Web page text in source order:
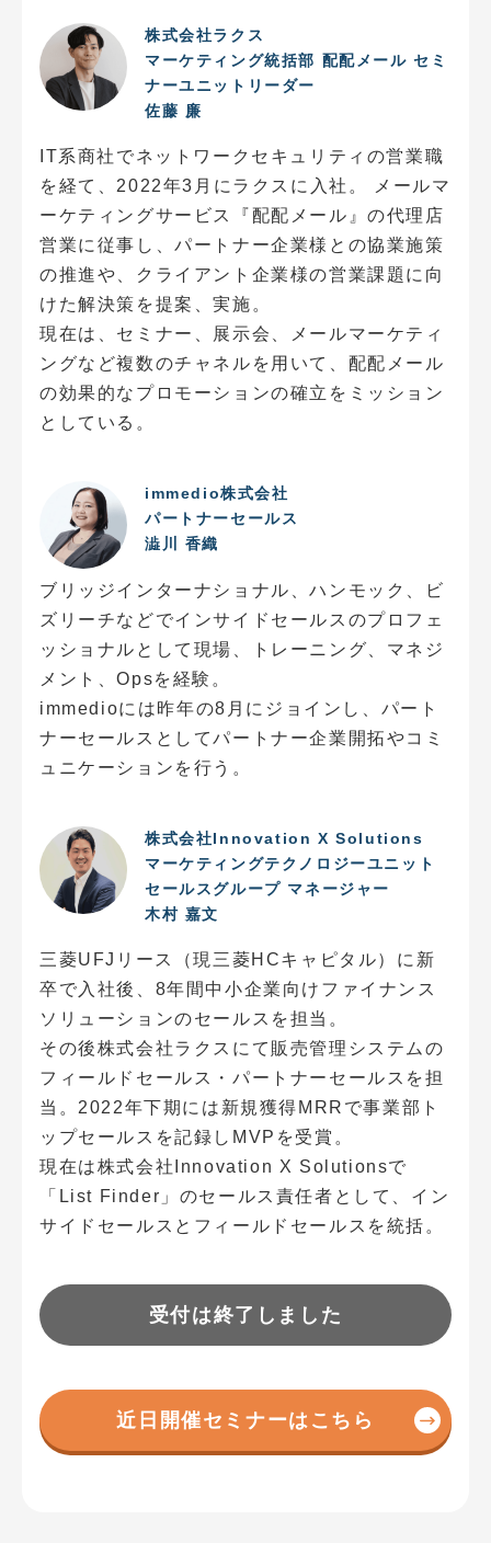
株式会社ラクス
マーケティング統括部 配配メール セミ
ナーユニットリーダー
佐藤 廉
IT系商社でネットワークセキュリティの営業職
を経て、2022年3月にラクスに入社。 メールマ
ーケティングサービス『配配メール』の代理店
営業に従事し、パートナー企業様との協業施策
の推進や、クライアント企業様の営業課題に向
けた解決策を提案、実施。
現在は、セミナー、展示会、メールマーケティ
ングなど複数のチャネルを用いて、配配メール
の効果的なプロモーションの確立をミッション
としている。
immedio株式会社
パートナーセールス
澁川 香織
ブリッジインターナショナル、ハンモック、ビ
ズリーチなどでインサイドセールスのプロフェ
ッショナルとして現場、トレーニング、マネジ
メント、Opsを経験。
immedioには昨年の8月にジョインし、パート
ナーセールスとしてパートナー企業開拓やコミ
ュニケーションを行う。
株式会社Innovation X Solutions
マーケティングテクノロジーユニット
セールスグループ マネージャー
木村 嘉文
三菱UFJリース（現三菱HCキャピタル）に新
卒で入社後、8年間中小企業向けファイナンス
ソリューションのセールスを担当。
その後株式会社ラクスにて販売管理システムの
フィールドセールス・パートナーセールスを担
当。2022年下期には新規獲得MRRで事業部ト
ップセールスを記録しMVPを受賞。
現在は株式会社Innovation X Solutionsで
「List Finder」のセールス責任者として、イン
サイドセールスとフィールドセールスを統括。
受付は終了しました
近日開催セミナーはこちら